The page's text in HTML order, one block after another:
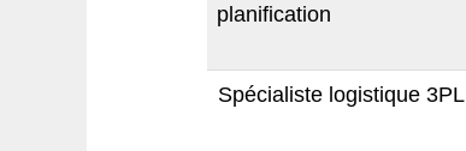
planification
Spécialiste logistique 3PL